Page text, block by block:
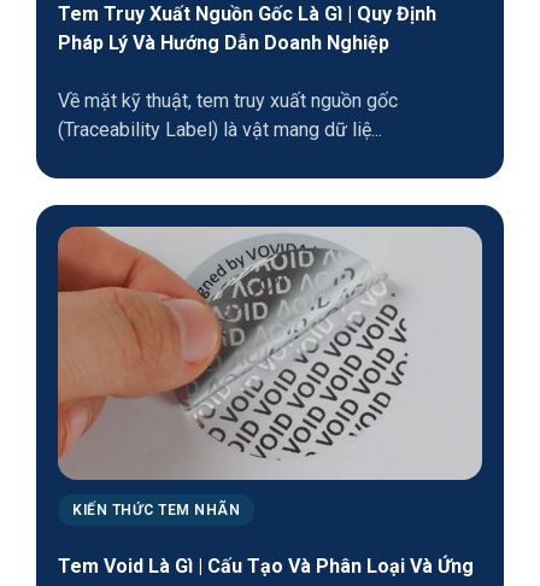
Tem Truy Xuất Nguồn Gốc Là Gì | Quy Định
Pháp Lý Và Hướng Dẫn Doanh Nghiệp
Về mặt kỹ thuật, tem truy xuất nguồn gốc
(Traceability Label) là vật mang dữ liệ...
KIẾN THỨC TEM NHÃN
Tem Void Là Gì | Cấu Tạo Và Phân Loại Và Ứng